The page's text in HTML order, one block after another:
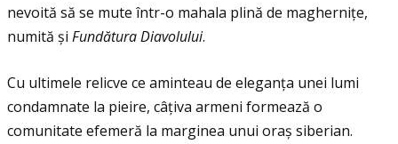
nevoită să se mute într-o mahala plină de magherniţe,
numită și Fundătura Diavolului.
Cu ultimele relicve ce aminteau de eleganţa unei lumi
condamnate la pieire, câţiva armeni formează o
comunitate efemeră la marginea unui oraș siberian.